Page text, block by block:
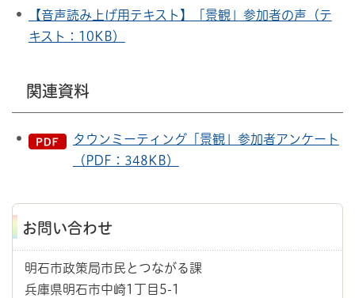
【音声読み上げ用テキスト】「景観」参加者の声（テ
キスト：10KB）
関連資料
タウンミーティング「景観」参加者アンケート
（PDF：348KB）
お問い合わせ
明石市政策局市民とつながる課
兵庫県明石市中崎1丁目5-1